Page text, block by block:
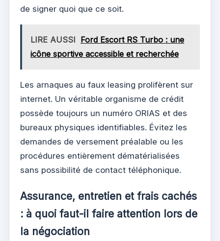
de signer quoi que ce soit.
LIRE AUSSI Ford Escort RS Turbo : une
icône sportive accessible et recherchée
Les arnaques au faux leasing prolifèrent sur
internet. Un véritable organisme de crédit
possède toujours un numéro ORIAS et des
bureaux physiques identifiables. Évitez les
demandes de versement préalable ou les
procédures entièrement dématérialisées
sans possibilité de contact téléphonique.
Assurance, entretien et frais cachés
: à quoi faut-il faire attention lors de
la négociation